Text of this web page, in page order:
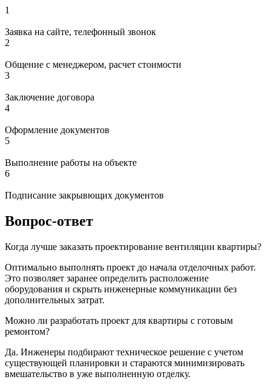
1
Заявка на сайте, телефонный звонок
2
Общение с менеджером, расчет стоимости
3
Заключение договора
4
Оформление документов
5
Выполнение работы на объекте
6
Подписание закрывющих документов
Вопрос-ответ
Когда лучше заказать проектирование вентиляции квартиры?
Оптимально выполнять проект до начала отделочных работ.
Это позволяет заранее определить расположение
оборудования и скрыть инженерные коммуникации без
дополнительных затрат.
Можно ли разработать проект для квартиры с готовым
ремонтом?
Да. Инженеры подбирают техническое решение с учетом
существующей планировки и стараются минимизировать
вмешательство в уже выполненную отделку.